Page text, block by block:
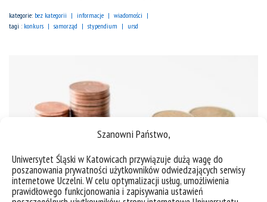
Szanowni Państwo,
Uniwersytet Śląski w Katowicach przywiązuje dużą wagę do
poszanowania prywatności użytkowników odwiedzających serwisy
internetowe Uczelni. W celu optymalizacji usług, umożliwienia
prawidłowego funkcjonowania i zapisywania ustawień
kategorie: bez kategorii informacje
wiadomości
tagi : konkurs samorząd stypendium ursd